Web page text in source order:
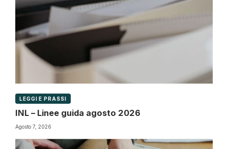
LEGGI E PRASSI
INL – Linee guida agosto 2026
Agosto 7, 2026